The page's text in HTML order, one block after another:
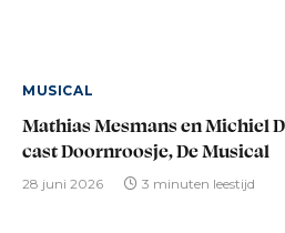
MUSICAL
Mathias Mesmans en Michiel
cast Doornroosje, De Musical
28 juni 2026 3 minuten leestijd